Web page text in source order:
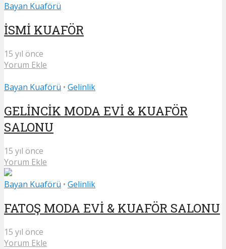
Bayan Kuaförü
İSMİ KUAFÖR
15 yıl önce
Yorum Ekle
Bayan Kuaförü • Gelinlik
GELİNCİK MODA EVİ & KUAFÖR
SALONU
15 yıl önce
Yorum Ekle
Bayan Kuaförü • Gelinlik
FATOŞ MODA EVİ & KUAFÖR SALONU
15 yıl önce
Yorum Ekle